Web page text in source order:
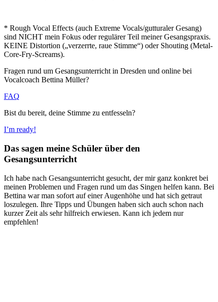
* Rough Vocal Effects (auch Extreme Vocals/gutturaler Gesang)
sind NICHT mein Fokus oder regulärer Teil meiner Gesangspraxis.
KEINE Distortion („verzerrte, raue Stimme“) oder Shouting (Metal-
Core-Fry-Screams).
Fragen rund um Gesangsunterricht in Dresden und online bei
Vocalcoach Bettina Müller?
FAQ
Bist du bereit, deine Stimme zu entfesseln?
I’m ready!
Das sagen meine Schüler über den
Gesangsunterricht
Ich habe nach Gesangsunterricht gesucht, der mir ganz konkret bei
meinen Problemen und Fragen rund um das Singen helfen kann. Bei
Bettina war man sofort auf einer Augenhöhe und hat sich getraut
loszulegen. Ihre Tipps und Übungen haben sich auch schon nach
kurzer Zeit als sehr hilfreich erwiesen. Kann ich jedem nur
empfehlen!